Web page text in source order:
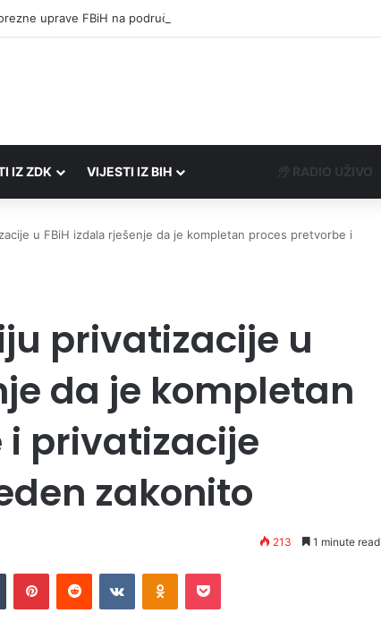
uprave FBiH na području ZDK izvršili 24 inspekcijska nadzora
IZ ZDK VIJESTI IZ BIH
u FBiH izdala rješenje da je kompletan proces pretvorbe i
privatizacije u
da je kompletan
i privatizacije
zakonito
213 1 minute read
Tumblr PinterestReddit VKontakteOdnoklassniki
Pocket